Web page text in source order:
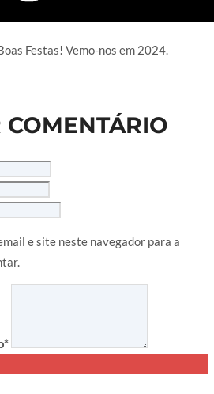
Festas! Vemo-nos em 2024.
e site neste navegador para a